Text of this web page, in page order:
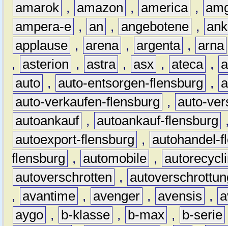
amarok , amazon , america ,
ampera-e , an , angebotene ,
applause , arena , argenta , arna
,
asterion , astra , asx , ateca ,
auto , auto-entsorgen-flensburg ,
auto-verkaufen-flensburg
,
auto-
autoankauf , autoankauf-flensburg
autoexport-flensburg
,
autohandel-
flensburg
, automobile ,
autoverschrotten
,
,
avantime , avenger , avensis ,
aygo , b-klasse , b-max , b-serie